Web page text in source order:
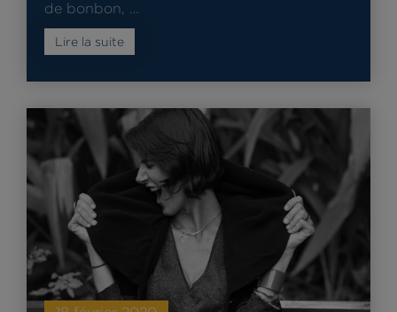
de bonbon, …
Lire la suite